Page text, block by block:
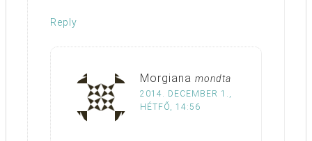
Reply
Morgiana mondta
2014. DECEMBER 1.,
HÉTFŐ, 14:56